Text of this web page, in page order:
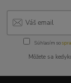
Súhlasím so
Môžete sa